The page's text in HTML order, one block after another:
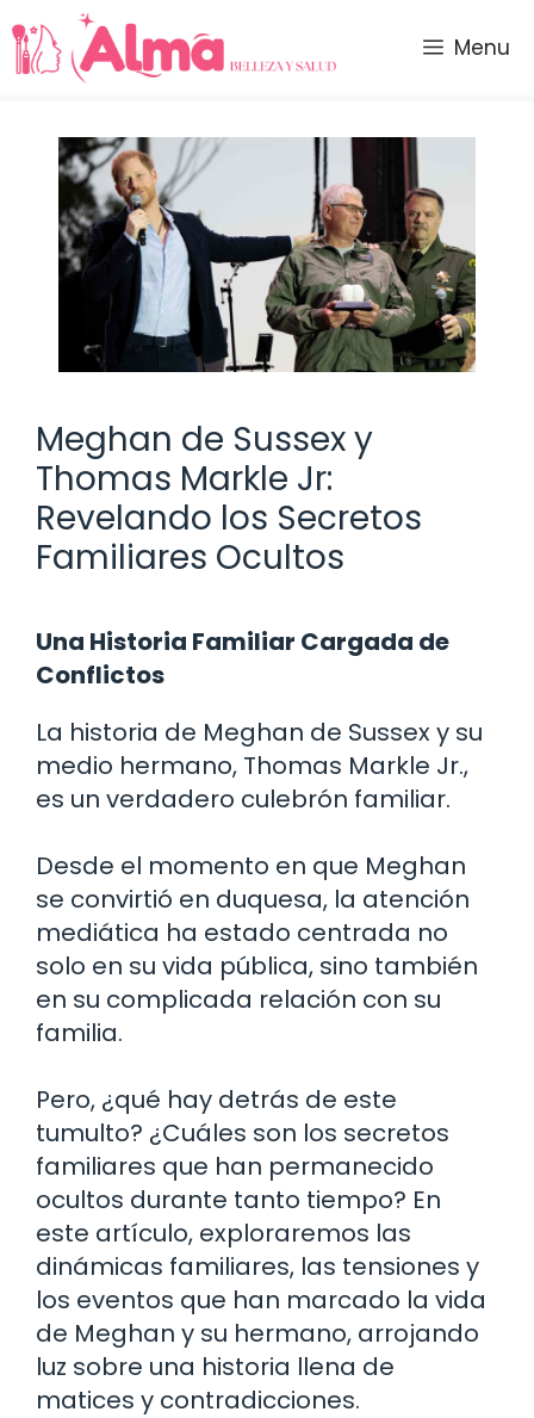
Saltar
al
contenido
Menu
Meghan de Sussex y
Thomas Markle Jr:
Revelando los Secretos
Familiares Ocultos
Una Historia Familiar Cargada de
Conflictos
La historia de Meghan de Sussex y su
medio hermano, Thomas Markle Jr.,
es un verdadero culebrón familiar.
Desde el momento en que Meghan
se convirtió en duquesa, la atención
mediática ha estado centrada no
solo en su vida pública, sino también
en su complicada relación con su
familia.
Pero, ¿qué hay detrás de este
tumulto? ¿Cuáles son los secretos
familiares que han permanecido
ocultos durante tanto tiempo? En
este artículo, exploraremos las
dinámicas familiares, las tensiones y
los eventos que han marcado la vida
de Meghan y su hermano, arrojando
luz sobre una historia llena de
matices y contradicciones.